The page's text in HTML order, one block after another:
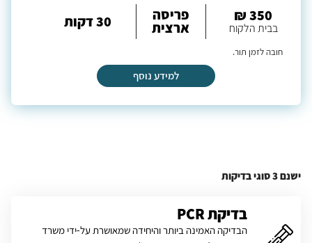
350 ₪
בבית הלקוח
פריסה
ארצית 30 דקות
חובה לזמן תור.
למידע נוסף
ישנם 3 סוגי בדיקות
בדיקת PCR
הבדיקה האמינה ביותר והיחידה שמאושרת על-ידי משרד